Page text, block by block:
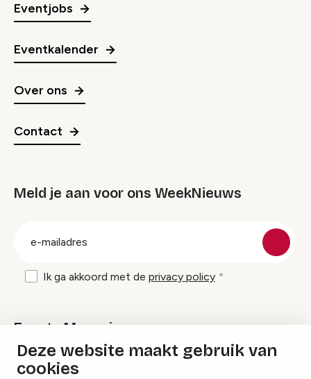
Deze website maakt gebruik van
cookies
Eventjobs
Eventkalender
Over ons
Contact
Meld je aan voor ons WeekNieuws
Ik ga akkoord met de privacy policy
Events Magazine
Ik ontvang graag Events Magazine